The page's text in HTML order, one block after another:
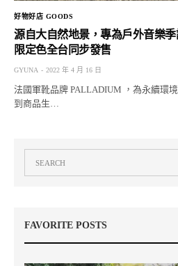
好物好店 GOODS
源自大自然地景，專為戶外音樂
限定色全台同步發售
GYUNA 2022 年 4 月 16 日
法國軍靴品牌 PALLADIUM ，為永續環
到商品生…
FAVORITE POSTS